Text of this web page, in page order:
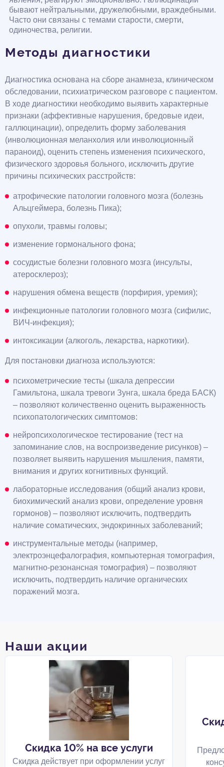
бывают нейтральными, дружелюбными, враждебными.
Часто они связаны с темами старости, смерти,
одиночества, религии.
Методы диагностики
Диагностика основана на сборе анамнеза, клиническом
обследовании, психиатрическом разговоре с пациентом.
В ходе диагностики необходимо выявить характерные
признаки (аффективные нарушения, бредовые идеи,
галлюцинации), определить форму заболевания
(инволюционная меланхолия или инволюционный
параноид), оценить степень изменения психического,
физического здоровья больного, исключить другие
причины психических расстройств:
атрофические патологии головного мозга (болезнь
Альцгеймера, болезнь Пика);
опухоли, травмы головы;
изменение гормонального фона;
сосудистые болезни головного мозга (инсульты,
атеросклероз);
нарушения обмена веществ (порфирия, уремия);
инфекционные патологии головного мозга (сифилис,
ВИЧ-инфекция);
интоксикации (алкоголь, лекарства, наркотики).
Для постановки диагноза используются:
психометрические тесты (шкала депрессии
Гамильтона, шкала тревоги Зунга, шкала бреда БАСК)
– позволяют количественно оценить выраженность
психопатологических симптомов:
нейропсихологическое тестирование (тест на
запоминание слов, на воспроизведение рисунков) –
позволяет выявить нарушения мышления, памяти,
внимания и других когнитивных функций.
лабораторные исследования (общий анализ крови,
биохимический анализ крови, определение уровня
гормонов) – позволяют исключить, подтвердить
наличие соматических, эндокринных заболеваний;
инструментальные методы (например,
электроэнцефалография, компьютерная томография,
магнитно-резонансная томография) – позволяют
исключить, подтвердить наличие органических
поражений мозга.
Наши акции
Скидка 10% на все услуги
Скидка действует при оформлении услуг